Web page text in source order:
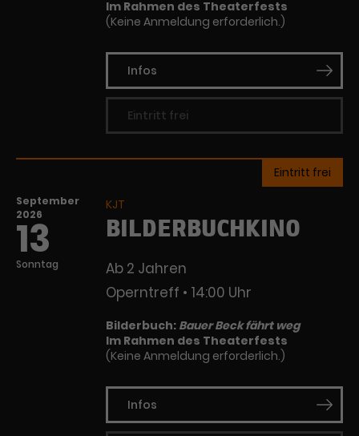
Im Rahmen des Theaterfests
(Keine Anmeldung erforderlich.)
Infos
Eintritt frei
September
2026
13
Sonntag
Eintritt frei
KJT
BILDERBUCHKINO
Ab 2 Jahren
Operntreff
14:00 Uhr
Bilderbuch: Bauer Beck fährt weg
Im Rahmen des Theaterfests
(Keine Anmeldung erforderlich.)
Infos